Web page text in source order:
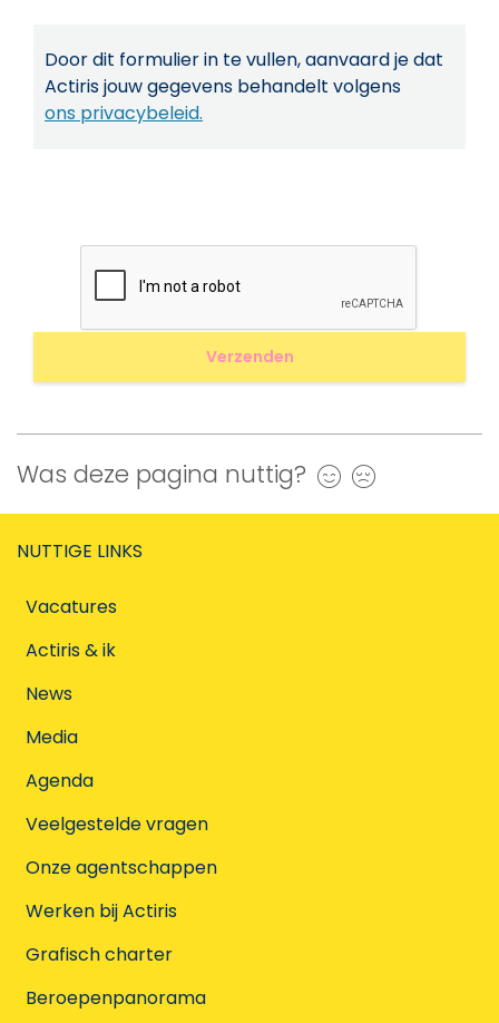
Door dit formulier in te vullen, aanvaard je dat
Actiris jouw gegevens behandelt volgens
ons privacybeleid.
Was deze pagina nuttig? Ja
NUTTIGE LINKS
Vacatures
Actiris & ik
News
Media
Agenda
Veelgestelde vragen
Onze agentschappen
Werken bij Actiris
Grafisch charter
Beroepenpanorama